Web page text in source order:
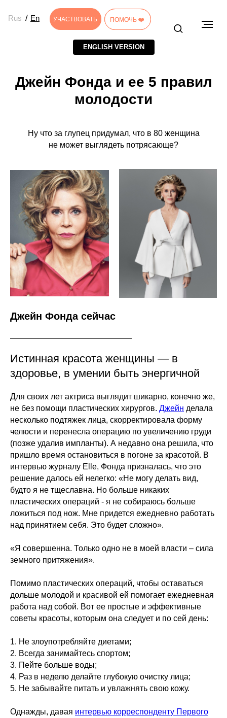
Rus En
/ ПОМОЧЬ ❤️
УЧАСТВОВАТЬ ПОМОЧЬ ❤️
УЧАСТВОВАТЬ
ENGLISH VERSION
Джейн Фонда и ее 5 правил
молодости
Ну что за глупец придумал, что в 80 женщина
не может выглядеть потрясающе?
Джейн Фонда сейчас
Истинная красота женщины — в
здоровье, в умении быть энергичной
Для своих лет актриса выглядит шикарно, конечно же,
не без помощи пластических хирургов. Джейн делала
несколько подтяжек лица, скорректировала форму
челюсти и перенесла операцию по увеличению груди
(позже удалив импланты). А недавно она решила, что
пришло время остановиться в погоне за красотой. В
интервью журналу Elle, Фонда призналась, что это
решение далось ей нелегко: «Не могу делать вид,
будто я не тщеславна. Но больше никаких
пластических операций - я не собираюсь больше
ложиться под нож. Мне придется ежедневно работать
над принятием себя. Это будет сложно».
«Я совершенна. Только одно не в моей власти – сила
земного притяжения».
Помимо пластических операций, чтобы оставаться
дольше молодой и красивой ей помогает ежедневная
работа над собой. Вот ее простые и эффективные
советы красоты, которым она следует и по сей день:
1. Не злоупотребляйте диетами;
2. Всегда занимайтесь спортом;
3. Пейте больше воды;
4. Раз в неделю делайте глубокую очистку лица;
5. Не забывайте питать и увлажнять свою кожу.
Однажды, давая интервью корреспонденту Первого